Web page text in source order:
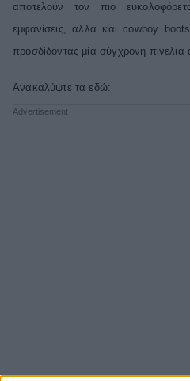
αποτελούν τον πιο
εμφανίσεις, αλλά και cowboy
προσδίδοντας μία σύγχρονη
Ανακαλύψτε τα εδώ: